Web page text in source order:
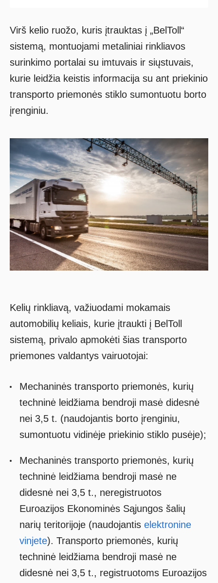
Virš kelio ruožo, kuris įtrauktas į „BelToll“
sistemą, montuojami metaliniai rinkliavos
surinkimo portalai su imtuvais ir siųstuvais,
kurie leidžia keistis informacija su ant priekinio
transporto priemonės stiklo sumontuotu borto
įrenginiu.
Kelių rinkliavą, važiuodami mokamais
automobilių keliais, kurie įtraukti į BelToll
sistemą, privalo apmokėti šias transporto
priemones valdantys vairuotojai:
Mechaninės transporto priemonės, kurių
techninė leidžiama bendroji masė didesnė
nei 3,5 t. (naudojantis borto įrenginiu,
sumontuotu vidinėje priekinio stiklo pusėje);
Mechaninės transporto priemonės, kurių
techninė leidžiama bendroji masė ne
didesnė nei 3,5 t., neregistruotos
Euroazijos Ekonominės Sąjungos šalių
narių teritorijoje (naudojantis elektronine
vinjete). Transporto priemonės, kurių
techninė leidžiama bendroji masė ne
didesnė nei 3,5 t., registruotoms Euroazijos